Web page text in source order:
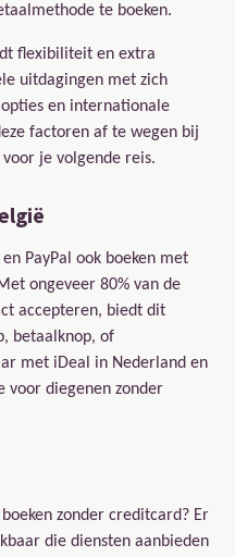
te boeken.
flexibiliteit en extra
uitdagingen met zich
en internationale
factoren af te wegen bij
je volgende reis.
PayPal ook boeken met
ongeveer 80% van de
accepteren, biedt dit
betaalknop, of
met iDeal in Nederland en
voor diegenen zonder
zonder creditcard? Er
die diensten aanbieden